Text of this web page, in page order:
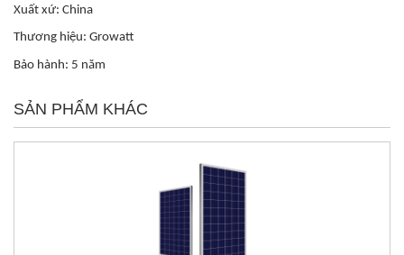
Xuất xứ: China
Thương hiệu: Growatt
Bảo hành: 5 năm
SẢN PHẨM KHÁC